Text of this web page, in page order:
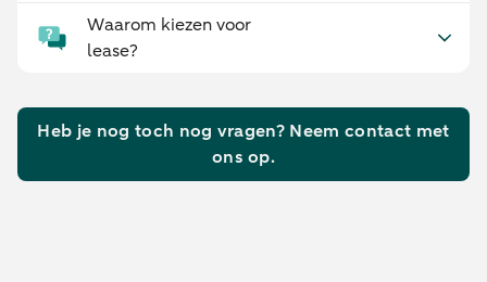
Waarom kiezen voor
lease?
Heb je nog toch nog vragen? Neem contact met
ons op.